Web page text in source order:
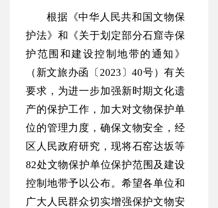
根据《中华人民共和国文物保
护法》和《关于划定部分石窟寺保
护范围和建设控制地带的通知》
（新文旅办函
〔 2023 〕40号）有关
要求，为进一步加强新时期文化遗
产的保护工作，加大对文物保护单
位的管理力度，确保文物安全，经
区人民政府研究，现将石窑达坂等
82处文物保护单位保护范围及建设
控制地带予以公布。希望各单位和
广大人民群众切实增强保护文物安